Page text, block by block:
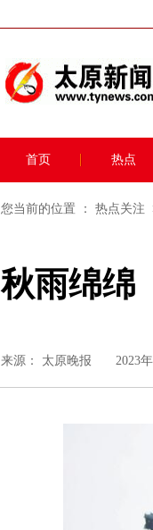
首页 热点
您当前的位置 ： 热点关注
秋雨绵绵
来源： 太原晚报 2023